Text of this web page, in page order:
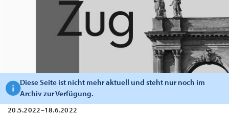
Diese Seite ist nicht mehr aktuell und steht nur noch im
Archiv zur Verfügung.
20.5.2022–18.6.2022